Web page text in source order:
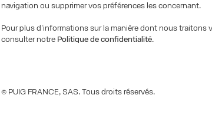
navigation ou supprimer vos préférences les concernant.
Pour plus d'informations sur la manière dont nous traitons
consulter notre Politique de confidentialité.
© PUIG FRANCE, SAS. Tous droits réservés.